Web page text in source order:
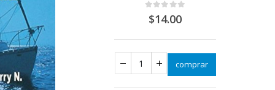
out of 5
$14.00
comprar